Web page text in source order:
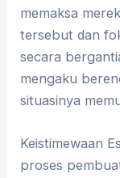
memaksa
tersebut dan
secara
mengaku
situasinya
Keistimewaan
proses